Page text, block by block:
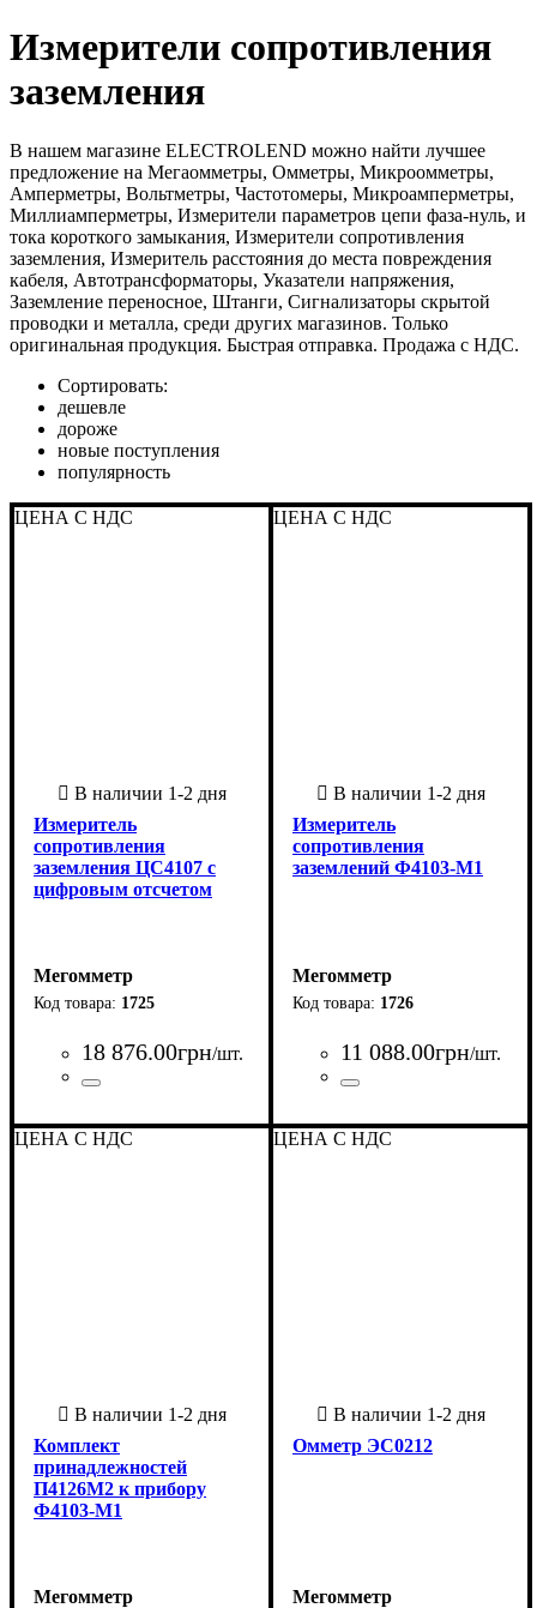
Измерители сопротивления
заземления
В нашем магазине ELECTROLEND можно найти лучшее
предложение на Мегаомметры, Омметры, Микроомметры,
Амперметры, Вольтметры, Частотомеры, Микроамперметры,
Миллиамперметры, Измерители параметров цепи фаза-нуль, и
тока короткого замыкания, Измерители сопротивления
заземления, Измеритель расстояния до места повреждения
кабеля, Автотрансформаторы, Указатели напряжения,
Заземление переносное, Штанги, Сигнализаторы скрытой
проводки и металла, среди других магазинов. Только
оригинальная продукция. Быстрая отправка. Продажа с НДС.
Сортировать:
дешевле
дороже
новые поступления
популярность
ЦЕНА С НДС
Измеритель
сопротивления
заземления ЦС4107 с
цифровым отсчетом
Мегомметр
1725
18 876.00грн/шт.
ЦЕНА С НДС
Измеритель
сопротивления
заземлений Ф4103-М1
Мегомметр
1726
11 088.00грн/шт.
ЦЕНА С НДС
Комплект
принадлежностей
П4126М2 к прибору
Ф4103-М1
Мегомметр
ЦЕНА С НДС
Омметр ЭС0212
Мегомметр